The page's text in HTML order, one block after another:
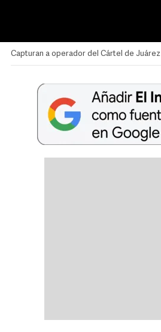
Capturan a operador del Cártel de Juárez